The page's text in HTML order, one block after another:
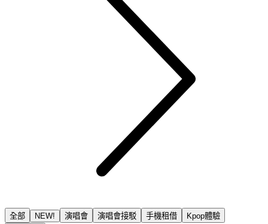
全部 NEW! 演唱會 演唱會接駁 手機租借
Kpop體驗